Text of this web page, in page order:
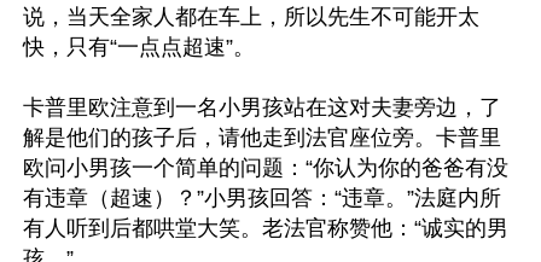
说，当天全家人都在车上，所以先生不可能开太
快，只有“一点点超速”。
卡普里欧注意到一名小男孩站在这对夫妻旁边，了
解是他们的孩子后，请他走到法官座位旁。卡普里
欧问小男孩一个简单的问题：“你认为你的爸爸有没
有违章（超速）？”小男孩回答：“违章。”法庭内所
有人听到后都哄堂大笑。老法官称赞他：“诚实的男